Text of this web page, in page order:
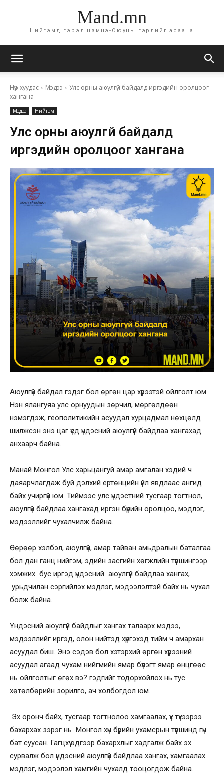
Mand.mn
Нийгэмд гэрэл нэмнэ-Оюуны гэрлийг асаана
Нүүр хуудас Мэдээ
Улс орны аюулгүй байдалд иргэдийн оролцоог
хангана
Мэдээ Нийгэм
Улс орны аюулгүй байдалд
иргэдийн оролцоог хангана
Аюулгүй байдал гэдэг бол өргөн цар хүрээтэй ойлголт юм.
Нэн ялангуяа улс орнуудын зөрчил, мөргөлдөөн
нэмэгдэж, геополитикийн асуудал хурцадмал нөхцөлд
шилжсэн энэ цаг үед үндэсний аюулгүй байдлаа хангахад
анхаарч байна.
Манай Монгол Улс харьцангуй амар амгалан хэдий ч
даяарчлагдаж буй дэлхий ертөнцийн үйл явдлаас ангид
байх учиргүй юм. Тиймээс улс үндэстний тусгаар тогтнол,
аюулгүй байдлаа хангахад иргэн бүрийн оролцоо, мэдлэг,
мэдээллийг чухалчилж байна.
Өөрөөр хэлбэл, аюулгүй, амар тайван амьдралын баталгаа
бол дан ганц нийгэм, эдийн засгийн хөгжлийн түвшингээр
хэмжих бус иргэд үндэсний аюулгүй байдлаа хангах,
урьдчилан сэргийлэх мэдлэг, мэдээлэлтэй байх нь чухал
болж байна.
Үндэсний аюулгүй байдлыг хангах талаарх мэдээ,
мэдээллийг иргэд, олон нийтэд хүргэхэд тийм ч амархан
асуудал биш. Энэ сэдэв бол хэтэрхий өргөн хүрээний
асуудал агаад чухам нийгмийн ямар бүлэгт ямар өнцгөөс
нь ойлголтыг өгөх вэ? гэдгийг тодорхойлох нь тус
хөтөлбөрийн зорилго, ач холбогдол юм.
Эх оронч байх, тусгаар тогтнолоо хамгаалах, үүх түүхээрээ
бахархах зэрэг нь Монгол хүн бүрийн ухамсрын түвшинд гүн
бат суусан. Гагцхүү эдгээр бахархлыг хадгалж байх эх
сурвалж бол үндэсний аюулгүй байдлаа хангах, хамгаалах
мэдлэг, мэдээлэл хамгийн чухалд тооцогдож байна.